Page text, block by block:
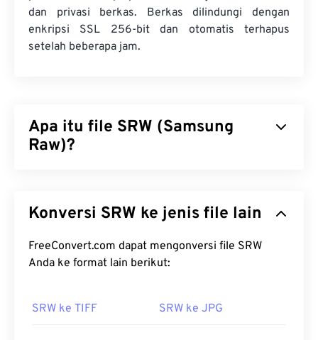
dan privasi berkas. Berkas dilindungi dengan
enkripsi SSL 256-bit dan otomatis terhapus
setelah beberapa jam.
Apa itu file SRW (Samsung
Raw)?
Fotografer profesional menggunakan berkas raw
berkas gambar diproses, yang merupakan
keuntungan dan manfaat utama menggunakan
Bagaimana cara membuka berkas
Konversi SRW ke jenis file lain
FreeConvert.com dapat mengonversi file SRW
Anda ke format lain berikut:
SRW ke TIFF SRW ke JPG